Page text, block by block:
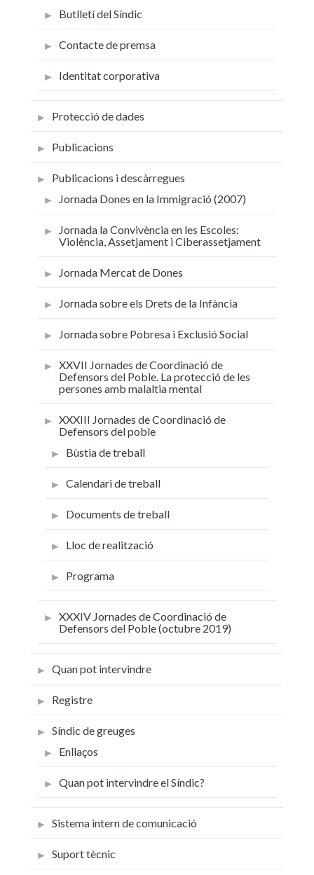
Butlletí del Síndic
Contacte de premsa
Identitat corporativa
Protecció de dades
Publicacions
Publicacions i descàrregues
Jornada Dones en la Immigració (2007)
Jornada la Convivència en les Escoles:
Violència, Assetjament i Ciberassetjament
Jornada Mercat de Dones
Jornada sobre els Drets de la Infància
Jornada sobre Pobresa i Exclusió Social
XXVII Jornades de Coordinació de
Defensors del Poble. La protecció de les
persones amb malaltia mental
XXXIII Jornades de Coordinació de
Defensors del poble
Bùstia de treball
Calendari de treball
Documents de treball
Lloc de realització
Programa
XXXIV Jornades de Coordinació de
Defensors del Poble (octubre 2019)
Quan pot intervindre
Registre
Síndic de greuges
Enllaços
Quan pot intervindre el Síndic?
Sistema intern de comunicació
Suport tècnic